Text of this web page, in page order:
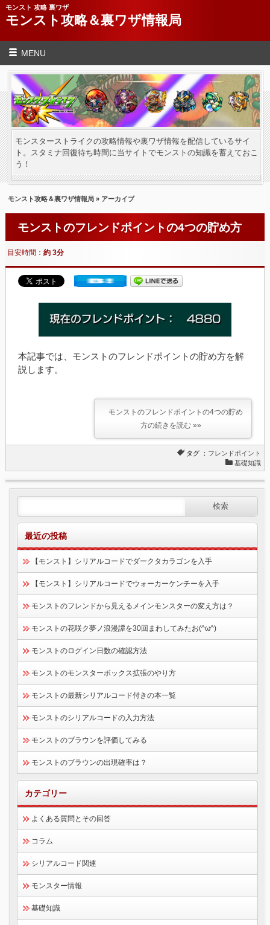
モンスト 攻略 裏ワザ
モンスト攻略＆裏ワザ情報局
MENU
モンスターストライクの攻略情報や裏ワザ情報を配信しているサイ
ト。スタミナ回復待ち時間に当サイトでモンストの知識を蓄えておこ
う！
モンスト攻略＆裏ワザ情報局 » アーカイブ
モンストのフレンドポイントの4つの貯め方
目安時間： 約 3分
本記事では、モンストのフレンドポイントの貯め方を解
説します。
モンストのフレンドポイントの4つの貯め
方の続きを読む »»
タグ ： フレンドポイント
基礎知識
最近の投稿
【モンスト】シリアルコードでダークタカラゴンを入手
【モンスト】シリアルコードでウォーカーケンチーを入手
モンストのフレンドから見えるメインモンスターの変え方は？
モンストの花咲ク夢ノ浪漫譚を30回まわしてみたお(^ω^)
モンストのログイン日数の確認方法
モンストのモンスターボックス拡張のやり方
モンストの最新シリアルコード付きの本一覧
モンストのシリアルコードの入力方法
モンストのブラウンを評価してみる
モンストのブラウンの出現確率は？
カテゴリー
よくある質問とその回答
コラム
シリアルコード関連
モンスター情報
基礎知識